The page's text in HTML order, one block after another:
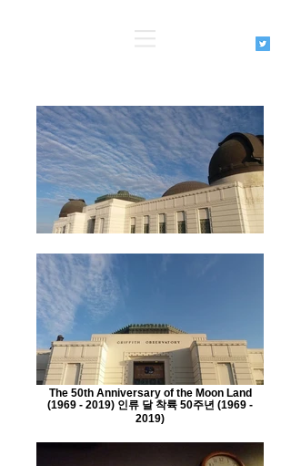
The 50th Anniversary of the Moon Land
(1969 - 2019) 인류 달 착륙 50주년 (1969 -
2019)